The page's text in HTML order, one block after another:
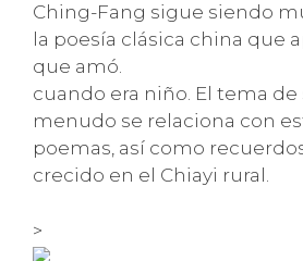
Ching-Fang sigue siendo
la poesía clásica china que
que amó.
cuando era niño. El tema de
menudo se relaciona con
poemas, así como
crecido en el Chiayi rural.
>